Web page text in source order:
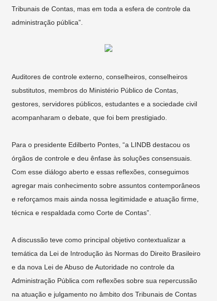
Tribunais de Contas, mas em toda a esfera de controle da
administração pública”.
Auditores de controle externo, conselheiros, conselheiros
substitutos, membros do Ministério Público de Contas,
gestores, servidores públicos, estudantes e a sociedade civil
acompanharam o debate, que foi bem prestigiado.
Para o presidente Edilberto Pontes, “a LINDB destacou os
órgãos de controle e deu ênfase às soluções consensuais.
Com esse diálogo aberto e essas reflexões, conseguimos
agregar mais conhecimento sobre assuntos contemporâneos
e reforçamos mais ainda nossa legitimidade e atuação firme,
técnica e respaldada como Corte de Contas”.
A discussão teve como principal objetivo contextualizar a
temática da Lei de Introdução às Normas do Direito Brasileiro
e da nova Lei de Abuso de Autoridade no controle da
Administração Pública com reflexões sobre sua repercussão
na atuação e julgamento no âmbito dos Tribunais de Contas